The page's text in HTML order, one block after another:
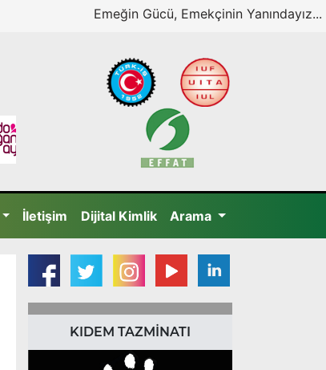
Emeğin Gücü, Emekçinin Yanındayız...
İletişim Dijital Kimlik Arama
KIDEM TAZMİNATI